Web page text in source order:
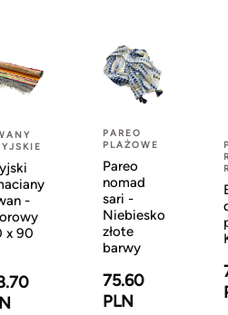
-
x 90
PAREO
PLAŻOWE
Pareo
nomad
sari -
Niebiesko
złote
barwy
75.60
PLN